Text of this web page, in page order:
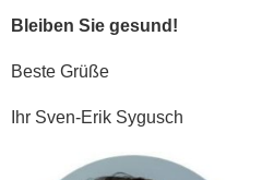
Bleiben Sie gesund!
Beste Grüße
Ihr Sven-Erik Sygusch